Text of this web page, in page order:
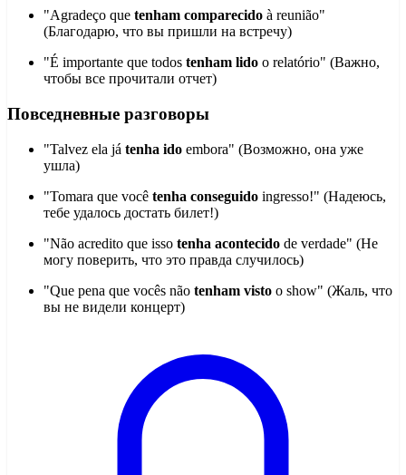
"Agradeço que tenham comparecido à reunião"
(Благодарю, что вы пришли на встречу)
"É importante que todos tenham lido o relatório" (Важно,
чтобы все прочитали отчет)
Повседневные разговоры
"Talvez ela já tenha ido embora" (Возможно, она уже
ушла)
"Tomara que você tenha conseguido ingresso!" (Надеюсь,
тебе удалось достать билет!)
"Não acredito que isso tenha acontecido de verdade" (Не
могу поверить, что это правда случилось)
"Que pena que vocês não tenham visto o show" (Жаль, что
вы не видели концерт)